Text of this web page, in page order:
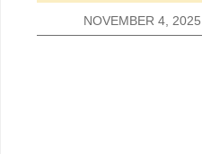
NOVEMBER 4, 2025